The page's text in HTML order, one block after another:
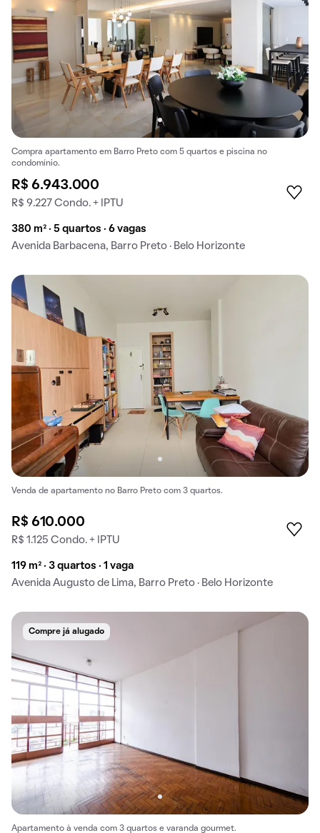
Compra apartamento em Barro Preto com 5 quartos e piscina no
condomínio.
R$ 6.943.000
R$ 9.227 Condo. + IPTU
380 m² · 5 quartos · 6 vagas
Avenida Barbacena, Barro Preto · Belo Horizonte
Venda de apartamento no Barro Preto com 3 quartos.
R$ 610.000
R$ 1.125 Condo. + IPTU
119 m² · 3 quartos · 1 vaga
Avenida Augusto de Lima, Barro Preto · Belo Horizonte
Compre já alugado
Apartamento à venda com 3 quartos e varanda gourmet.